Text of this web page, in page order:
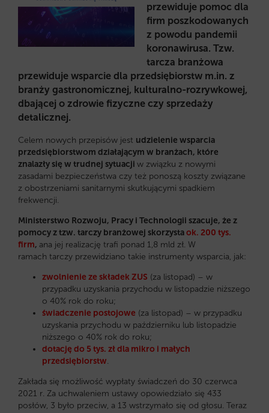
przewiduje pomoc dla
firm poszkodowanych
z powodu pandemii
koronawirusa. Tzw.
tarcza branżowa
przewiduje wsparcie dla przedsiębiorstw m.in. z
branży gastronomicznej, kulturalno-rozrywkowej,
dbającej o zdrowie fizyczne czy sprzedaży
detalicznej.
Celem nowych przepisów jest udzielenie wsparcia
przedsiębiorstwom działającym w branżach, które
znalazły się w trudnej sytuacji w związku z nowymi
zasadami bezpieczeństwa czy też ponoszą koszty związane
z obostrzeniami sanitarnymi skutkującymi spadkiem
frekwencji.
Ministerstwo Rozwoju, Pracy i Technologii szacuje, że z
pomocy z tzw. tarczy branżowej skorzystaok. 200 tys.
firm, ana jej realizację trafi ponad 1,8 mld zł. W
ramach tarczy przewidziano takie instrumenty wsparcia, jak:
zwolnienie ze składek ZUS (za listopad) – w
przypadku uzyskania przychodu w listopadzie niższego
o 40% rok do roku;
świadczenie postojowe (za listopad) – w przypadku
uzyskania przychodu w październiku lub listopadzie
niższego o 40% rok do roku;
dotację do 5 tys. zł dla mikro i małych
przedsiębiorstw.
Zakłada się możliwość wypłaty świadczeń do 30 czerwca
2021 r. Za uchwaleniem ustawy opowiedziało się 433
posłów, 3 było przeciw, a 13 wstrzymało się od głosu. Teraz